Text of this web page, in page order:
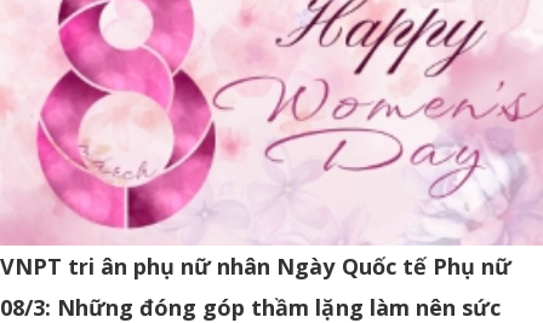
VNPT tri ân phụ nữ nhân Ngày Quốc tế Phụ nữ
08/3: Những đóng góp thầm lặng làm nên sức